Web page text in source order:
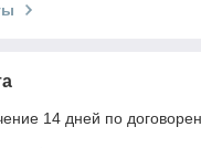
14 дней по